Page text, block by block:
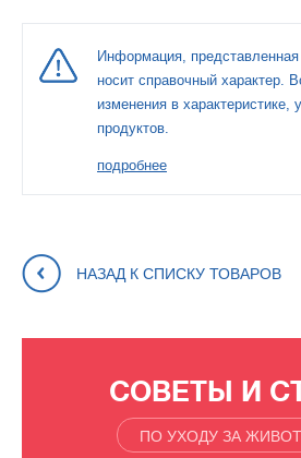
Информация, представленная
носит справочный характер.
изменения в характеристике,
продуктов.
подробнее
НАЗАД К СПИСКУ ТОВАРОВ
СОВЕТЫ И
ПО УХОДУ ЗА